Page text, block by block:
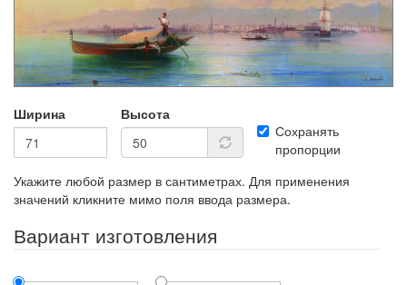
Ширина
Высота
Сохранять
пропорции
Укажите любой размер в сантиметрах. Для применения
значений кликните мимо поля ввода размера.
Вариант изготовления